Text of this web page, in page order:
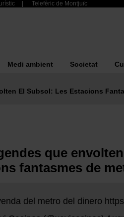
Telefèric de Montjuïc
Medi ambient Societat
El Subsol: Les Estacions
que
fantasmes de
del metro del dinero